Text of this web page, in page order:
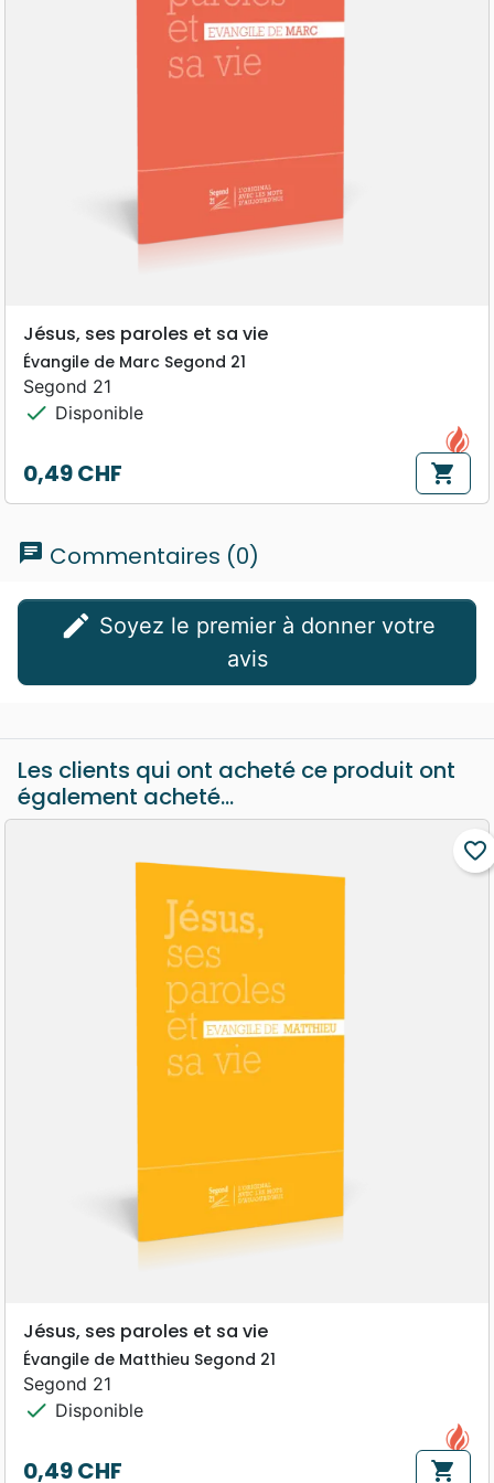
Jésus, ses paroles et sa vie
Évangile de Marc Segond 21
Segond 21
check Disponible
Prix
0,49 CHF shopping_cart
chat Commentaires (0)
edit
avis
Les clients qui ont acheté ce produit ont
également acheté...
favorite_border
Jésus, ses paroles et sa vie
Évangile de Matthieu Segond 21
Segond 21
check Disponible
0,49 CHF shopping_cart